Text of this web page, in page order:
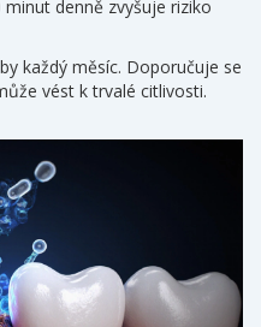
denně zvyšuje riziko
každý měsíc. Doporučuje se
vést k trvalé citlivosti.